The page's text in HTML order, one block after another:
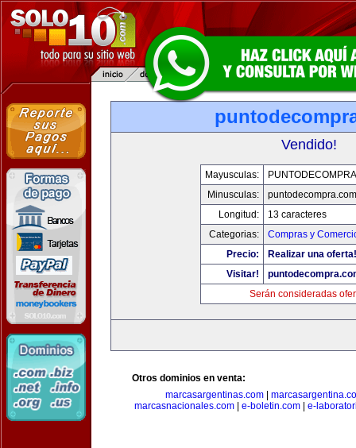
Vendido!
Mayusculas:
Minusculas:
puntodecompra.com
Longitud:
13 caracteres
Categorias:
Compras y
Precio:
Realizar una oferta!
Visitar!
Serán consideradas
Otros dominios en venta:
marcasargentinas.com
marcasnacionales.com| e-boletin.com| e-